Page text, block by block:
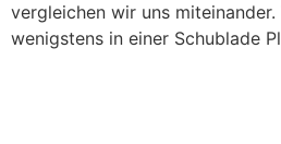
vergleichen wir uns
wenigstens in einer Schublade